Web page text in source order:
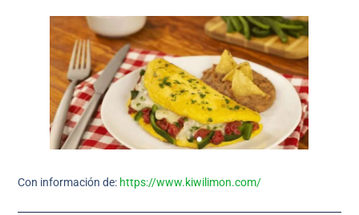
Con información de: https://www.kiwilimon.com/